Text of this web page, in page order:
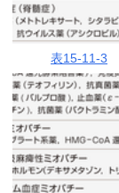
表15-11-3